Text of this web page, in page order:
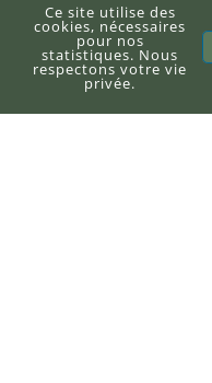
Ce site utilise des
cookies, nécessaires
pour nos
statistiques. Nous
respectons votre vie
privée.